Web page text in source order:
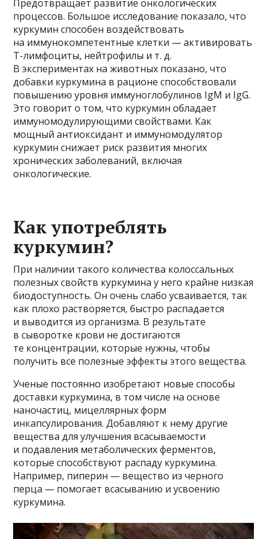
Предотвращает развитие онкологических
процессов. Большое исследование показало, что
куркумин способен воздействовать
на иммунокомпетентные клетки — активировать
Т-лимфоциты, нейтрофилы и т. д.
В экспериментах на животных показано, что
добавки куркумина в рационе способствовали
повышению уровня иммуноглобулинов IgМ и IgG.
Это говорит о том, что куркумин обладает
иммуномодулирующими свойствами. Как
мощный антиоксидант и иммуномодулятор
куркумин снижает риск развития многих
хронических заболеваний, включая
онкологические.
Как употреблять
куркумин?
При наличии такого количества колоссальных
полезных свойств куркумина у него крайне низкая
биодоступность. Он очень слабо усваивается, так
как плохо растворяется, быстро распадается
и выводится из организма. В результате
в сыворотке крови не достигаются
те концентрации, которые нужны, чтобы
получить все полезные эффекты этого вещества.
Ученые постоянно изобретают новые способы
доставки куркумина, в том числе на основе
наночастиц, мицеллярных форм
инкапсулирования. Добавляют к нему другие
вещества для улучшения всасываемости
и подавления метаболических ферментов,
которые способствуют распаду куркумина.
Например, пиперин — вещество из черного
перца — помогает всасыванию и усвоению
куркумина.